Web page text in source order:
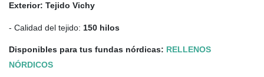
Exterior: Tejido Vichy
- Calidad del tejido: 150 hilos
Disponibles para tus fundas nórdicas: RELLENOS
NÓRDICOS